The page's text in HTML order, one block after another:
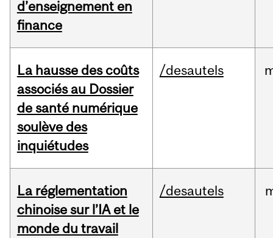
d’enseignement en
finance
La hausse des coûts
associés au Dossier
de santé numérique
soulève des
inquiétudes
/desautels
La réglementation
chinoise sur l’IA et le
monde du travail
/desautels